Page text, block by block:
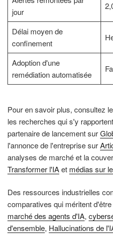
jour
Délai moyen de
confinement
Adoption d'une
remédiation automatisée
Pour en savoir plus, consultez
les recherches qui s'y
partenaire de lancement sur
l'annonce de l'entreprise sur
analyses de marché et la
Transformer l'IAet médias sur
Des ressources industrielles
comparatives qui méritent
marché des agents d'IA,
d'ensemble, Hallucinations de